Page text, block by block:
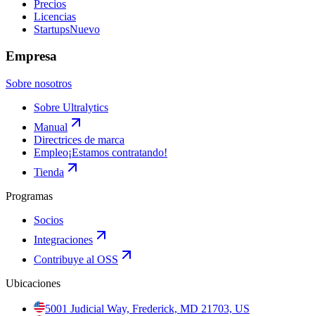
Precios
Licencias
StartupsNuevo
Empresa
Sobre nosotros
Sobre Ultralytics
Manual
Directrices de marca
Empleo¡Estamos contratando!
Tienda
Programas
Socios
Integraciones
Contribuye al OSS
Ubicaciones
5001 Judicial Way, Frederick, MD 21703, US